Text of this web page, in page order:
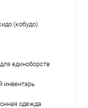
(кобудо)
единоборств
инвентарь
одежда